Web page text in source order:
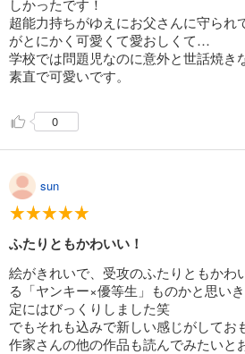
しかったです！
超能力持ちがゆえにお父さんに守られ
がとにかく可愛くて愛おしくて…
学校では問題児なのに意外と世話焼き
素直で可愛いです。
0
sun
ふたりともかわいい！
絵がきれいで、受攻のふたりともかわ
る「ヤンキー×優等生」ものかと思い
定にはびっくりしました笑
でもそれも込みで新しい感じがしてお
作家さんの他の作品も読んでみたいと